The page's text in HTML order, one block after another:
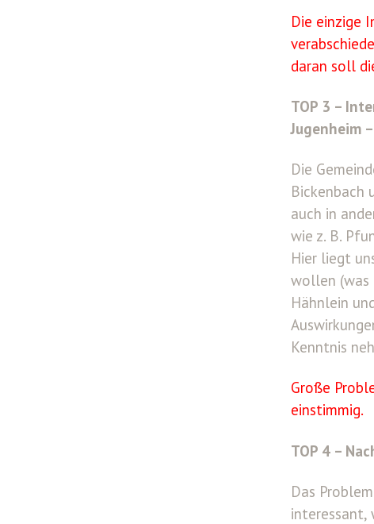
Die einzige
daran soll
TOP 3 –
Jugenheim
Die
Bickenbach
auch in
wie z. B.
Hier liegt
wollen (was
Hähnlein
Kenntnis
Große
einstimmig.
TOP 4 –
Das
interessant,